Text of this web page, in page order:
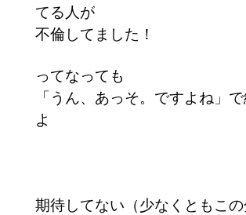
てる人が
不倫してました！
ってなっても
「うん、あっそ。ですよね」
よ
期待してない（少なくともこ